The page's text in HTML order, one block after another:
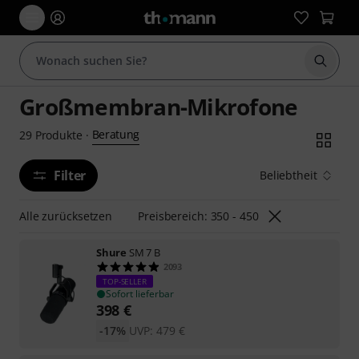
Suche
Großmembran-Mikrofone
29 Produkte · Beratung
Filter Beliebtheit
Alle zurücksetzen Preisbereich: 350 - 450
Shure SM 7 B
2093
TOP-SELLER
Sofort lieferbar
398 €
UVP: 479 €
-17%